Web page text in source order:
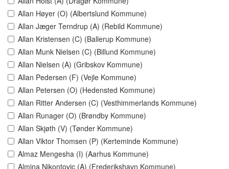
Allan Høyer (O) (Albertslund Kommune)
Allan Jæger Terndrup (A) (Rebild Kommune)
Allan Kristensen (C) (Ballerup Kommune)
Allan Munk Nielsen (C) (Billund Kommune)
Allan Nielsen (A) (Gribskov Kommune)
Allan Pedersen (F) (Vejle Kommune)
Allan Petersen (O) (Hedensted Kommune)
Allan Ritter Andersen (C) (Vesthimmerlands Kommune)
Allan Runager (O) (Brøndby Kommune)
Allan Skjøth (V) (Tønder Kommune)
Allan Viktor Thomsen (P) (Kerteminde Kommune)
Almaz Mengesha (I) (Aarhus Kommune)
Almina Nikontovic (A) (Frederikshavn Kommune)